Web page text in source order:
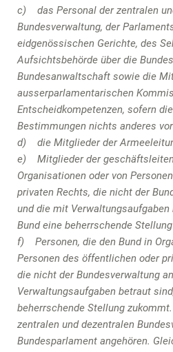
c) das Personal der zentralen
Bundesverwaltung, der
eidgenössischen Gerichte, des
Aufsichtsbehörde über die
Bundesanwaltschaft sowie die
ausserparlamentarischen
Entscheidkompetenzen, sofern
Bestimmungen nichts anderes
d) die Mitglieder der
e) Mitglieder der
Organisationen oder von
privaten Rechts, die nicht der
und die mit
Bund eine beherrschende
f) Personen, die den Bund in
Personen des öffentlichen oder
die nicht der Bundesverwaltung
Verwaltungsaufgaben betraut
beherrschende Stellung
zentralen und dezentralen
Bundesparlament angehören.